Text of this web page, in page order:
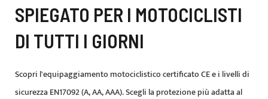
SPIEGATO PER I MOTOCICLISTI
DI TUTTI I GIORNI
Scopri l'equipaggiamento motociclistico certificato CE e i livelli di
sicurezza EN17092 (A, AA, AAA). Scegli la protezione più adatta al